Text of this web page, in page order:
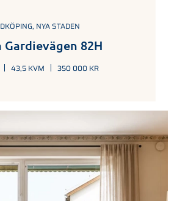
NYA STADEN
Gardievägen 82H
43,5 KVM 350 000 KR